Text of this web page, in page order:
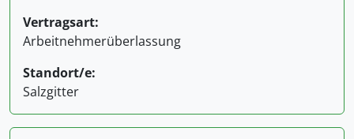
Vertragsart:
Arbeitnehmerüberlassung
Standort/e:
Salzgitter